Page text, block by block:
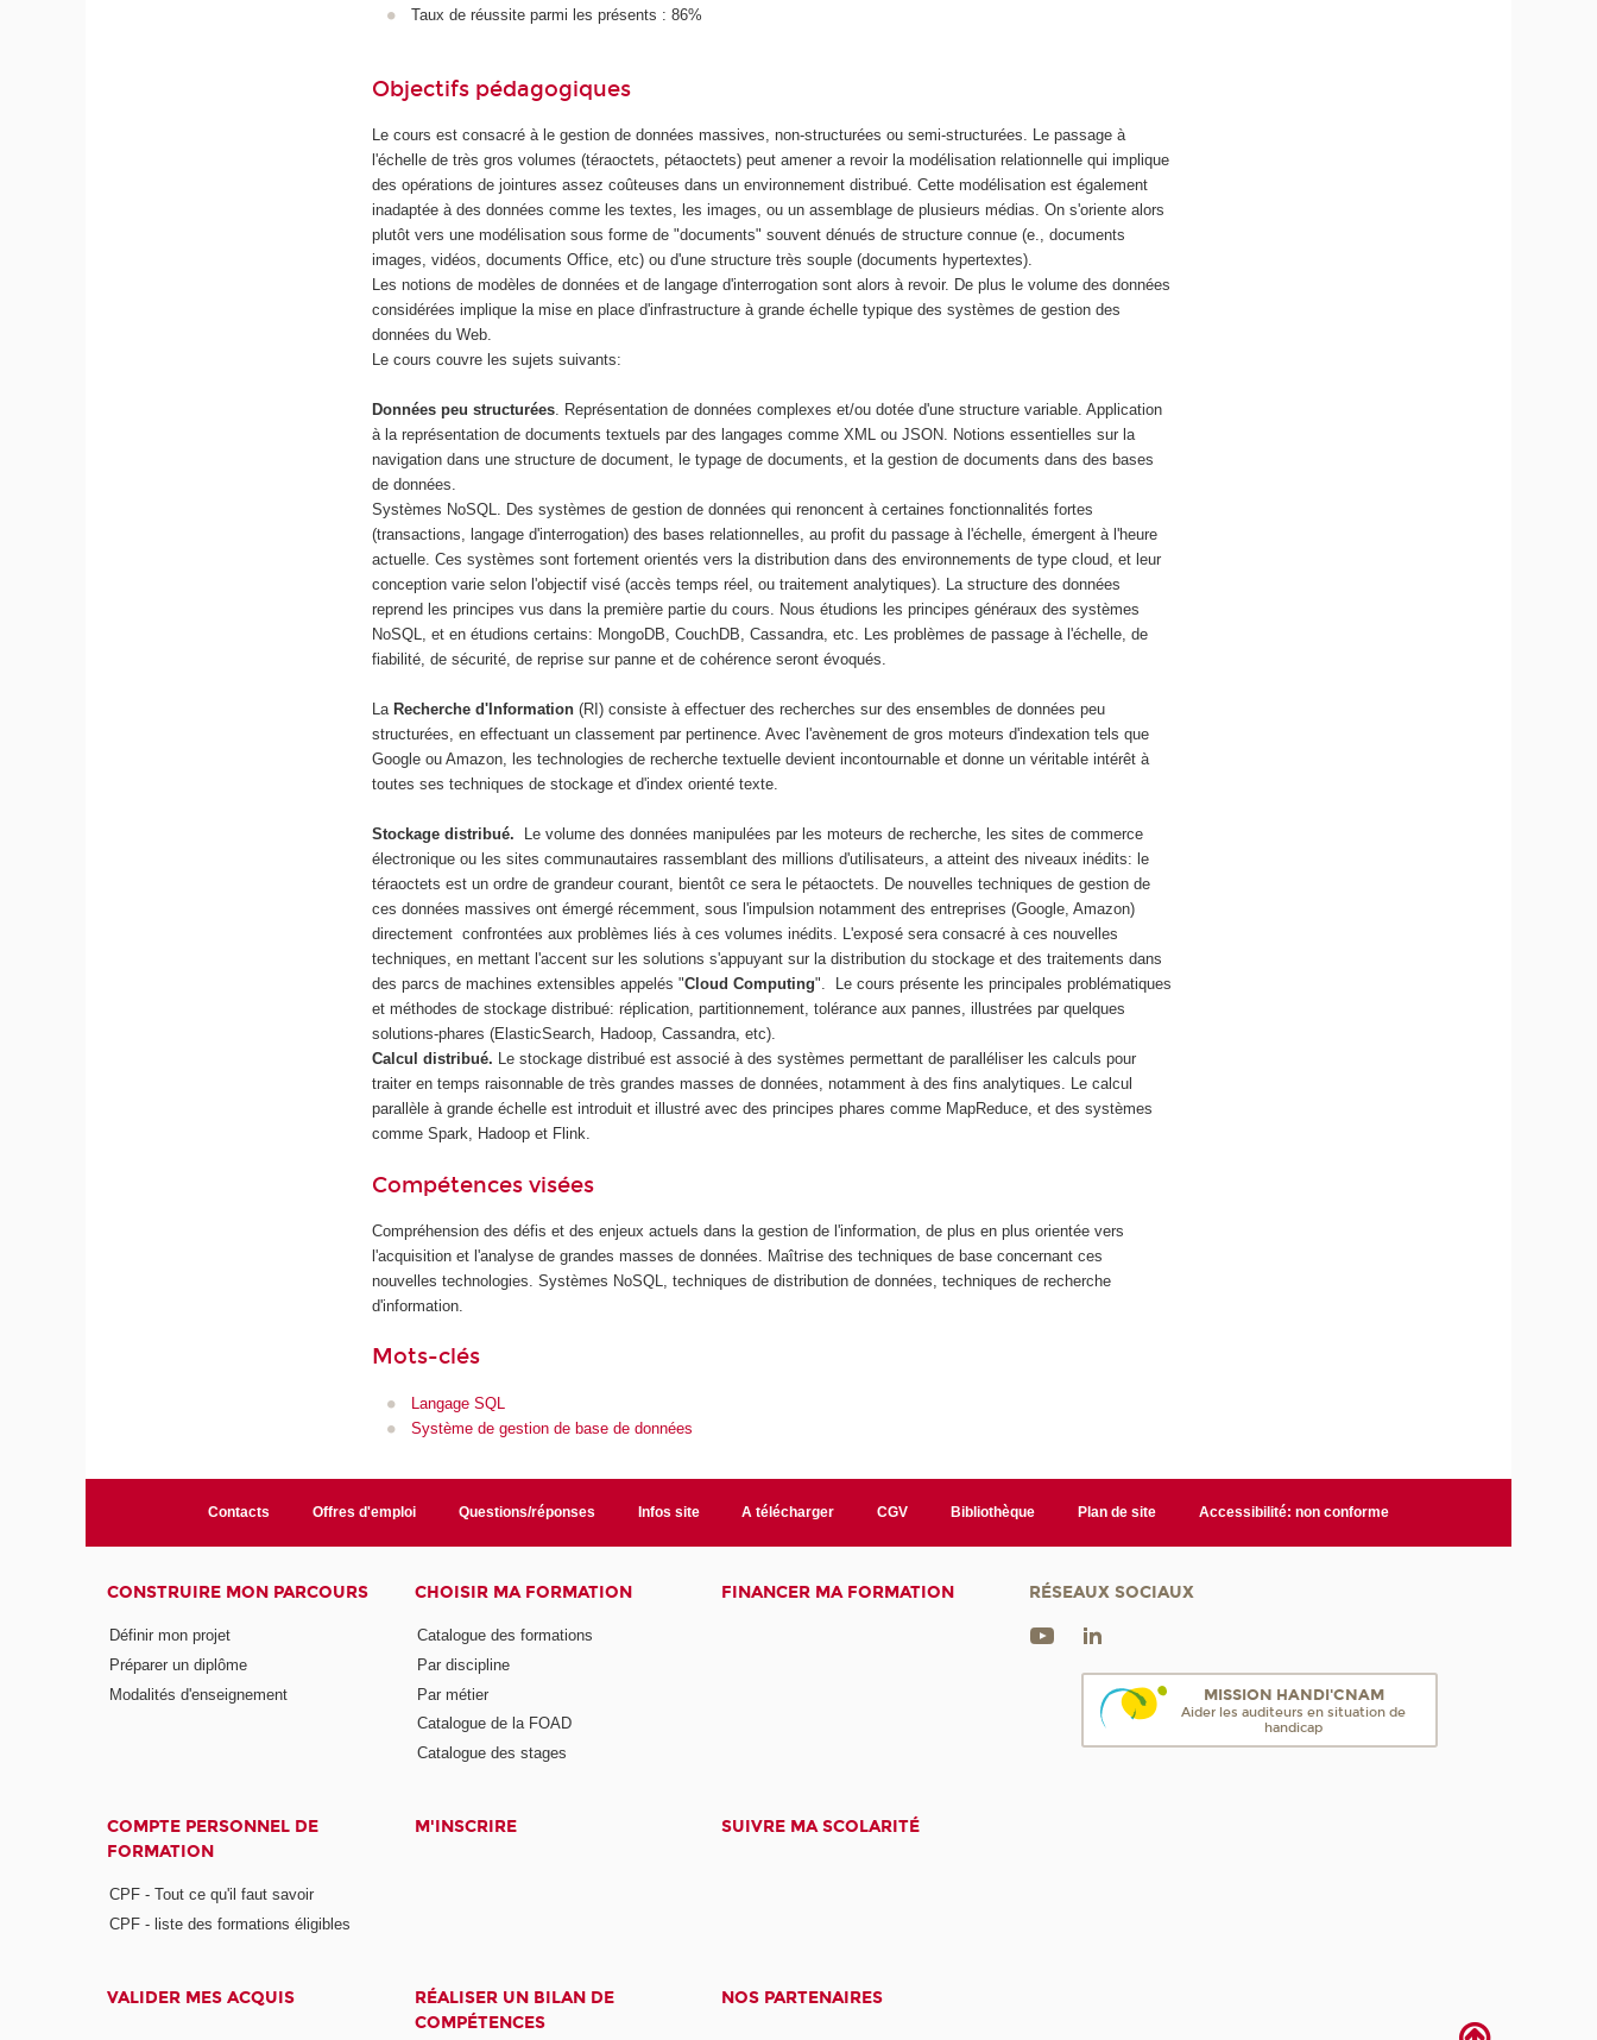
Taux de réussite parmi les présents : 86%
Objectifs pédagogiques
Le cours est consacré à le gestion de données massives, non-structurées ou semi-structurées. Le passage à
l'échelle de très gros volumes (téraoctets, pétaoctets) peut amener a revoir la modélisation relationnelle qui implique
des opérations de jointures assez coûteuses dans un environnement distribué. Cette modélisation est également
inadaptée à des données comme les textes, les images, ou un assemblage de plusieurs médias. On s'oriente alors
plutôt vers une modélisation sous forme de "documents" souvent dénués de structure connue (e., documents
images, vidéos, documents Office, etc) ou d'une structure très souple (documents hypertextes).
Les notions de modèles de données et de langage d'interrogation sont alors à revoir. De plus le volume des données
considérées implique la mise en place d'infrastructure à grande échelle typique des systèmes de gestion des
données du Web.
Le cours couvre les sujets suivants:
Données peu structurées. Représentation de données complexes et/ou dotée d'une structure variable. Application
à la représentation de documents textuels par des langages comme XML ou JSON. Notions essentielles sur la
navigation dans une structure de document, le typage de documents, et la gestion de documents dans des bases
de données.
Systèmes NoSQL. Des systèmes de gestion de données qui renoncent à certaines fonctionnalités fortes
(transactions, langage d'interrogation) des bases relationnelles, au profit du passage à l'échelle, émergent à l'heure
actuelle. Ces systèmes sont fortement orientés vers la distribution dans des environnements de type cloud, et leur
conception varie selon l'objectif visé (accès temps réel, ou traitement analytiques). La structure des données
reprend les principes vus dans la première partie du cours. Nous étudions les principes généraux des systèmes
NoSQL, et en étudions certains: MongoDB, CouchDB, Cassandra, etc. Les problèmes de passage à l'échelle, de
fiabilité, de sécurité, de reprise sur panne et de cohérence seront évoqués.
La Recherche d'Information (RI) consiste à effectuer des recherches sur des ensembles de données peu
structurées, en effectuant un classement par pertinence. Avec l'avènement de gros moteurs d'indexation tels que
Google ou Amazon, les technologies de recherche textuelle devient incontournable et donne un véritable intérêt à
toutes ses techniques de stockage et d'index orienté texte.
Stockage distribué.
Le volume des données manipulées par les moteurs de recherche, les sites de commerce
électronique ou les sites communautaires rassemblant des millions d'utilisateurs, a atteint des niveaux inédits: le
téraoctets est un ordre de grandeur courant, bientôt ce sera le pétaoctets. De nouvelles techniques de gestion de
ces données massives ont émergé récemment, sous l'impulsion notamment des entreprises (Google, Amazon)
directement confrontées aux problèmes liés à ces volumes inédits. L'exposé sera consacré à ces nouvelles
techniques, en mettant l'accent sur les solutions s'appuyant sur la distribution du stockage et des traitements dans
des parcs de machines extensibles appelés "Cloud Computing". Le cours présente les principales problématiques
et méthodes de stockage distribué: réplication, partitionnement, tolérance aux pannes, illustrées par quelques
solutions-phares (ElasticSearch, Hadoop, Cassandra, etc).
Calcul distribué. Le stockage distribué est associé à des systèmes permettant de paralléliser les calculs pour
traiter en temps raisonnable de très grandes masses de données, notamment à des fins analytiques. Le calcul
parallèle à grande échelle est introduit et illustré avec des principes phares comme MapReduce, et des systèmes
comme Spark, Hadoop et Flink.
Compétences visées
Compréhension des défis et des enjeux actuels dans la gestion de l'information, de plus en plus orientée vers
l'acquisition et l'analyse de grandes masses de données. Maîtrise des techniques de base concernant ces
nouvelles technologies. Systèmes NoSQL, techniques de distribution de données, techniques de recherche
d'information.
Mots-clés
Langage SQL
Système de gestion de base de données
Contacts Offres d'emploi Questions/réponses Infos site A télécharger CGV Bibliothèque Plan de site Accessibilité: non conforme
CONSTRUIRE MON PARCOURS
Définir mon projet
Préparer un diplôme
Modalités d'enseignement
CHOISIR MA FORMATION
Catalogue des formations
Par discipline
Par métier
Catalogue de la FOAD
Catalogue des stages
FINANCER MA FORMATION
COMPTE PERSONNEL DE
FORMATION
CPF - Tout ce qu'il faut savoir
CPF - liste des formations éligibles
M'INSCRIRE SUIVRE MA SCOLARITÉ
VALIDER MES ACQUIS
RÉALISER UN BILAN DE
COMPÉTENCES
NOS PARTENAIRES
RÉSEAUX SOCIAUX
MISSION HANDI'CNAM
Aider les auditeurs en situation de
handicap